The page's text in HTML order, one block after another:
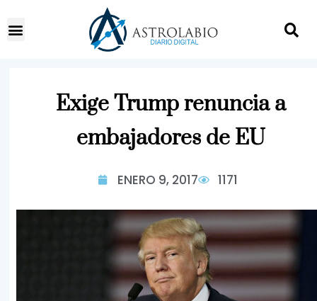
Exige Trump renuncia a
embajadores de EU
ENERO 9, 2017 1171